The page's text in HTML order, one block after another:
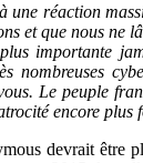
une réaction
et que nous ne
importante
nombreuses
Le peuple
encore plus
devrait être